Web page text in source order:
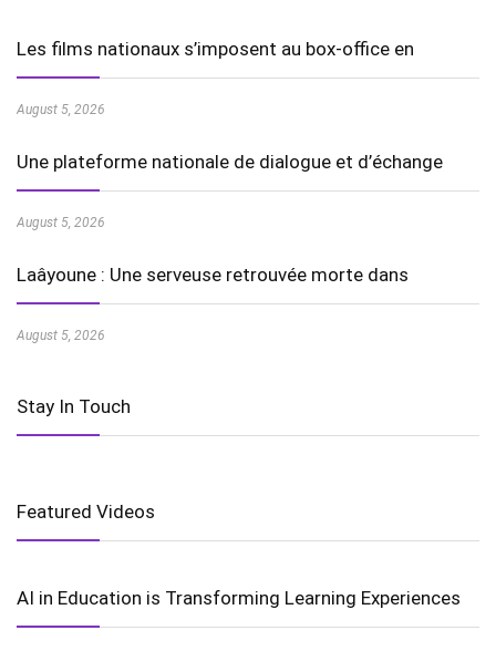
Les films nationaux s’imposent au box-office en
August 5, 2026
Une plateforme nationale de dialogue et d’échange
August 5, 2026
Laâyoune : Une serveuse retrouvée morte dans
August 5, 2026
Stay In Touch
Featured Videos
AI in Education is Transforming Learning Experiences